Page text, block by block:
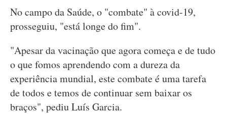
No campo da Saúde, o "combate" à covid-19,
prosseguiu, "está longe do fim".
"Apesar da vacinação que agora começa e de tudo
o que fomos aprendendo com a dureza da
experiência mundial, este combate é uma tarefa
de todos e temos de continuar sem baixar os
braços", pediu Luís Garcia.